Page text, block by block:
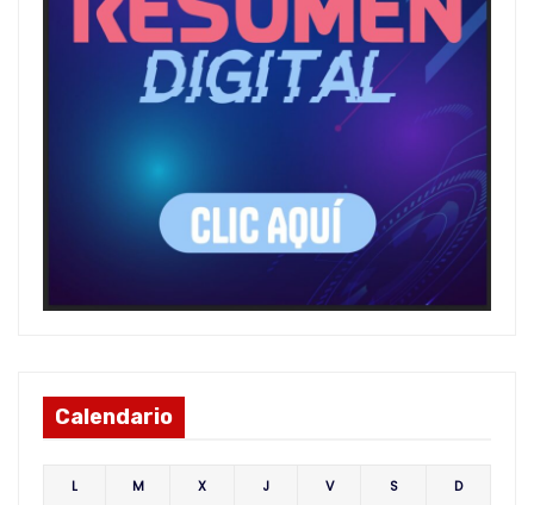
Calendario
L M X J V S D